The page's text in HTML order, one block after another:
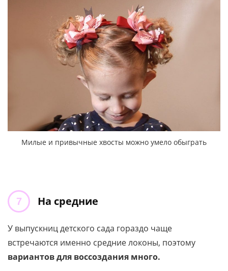
Милые и привычные хвосты можно умело обыграть
На средние
У выпускниц детского сада гораздо чаще
встречаются именно средние локоны, поэтому
вариантов для воссоздания много.